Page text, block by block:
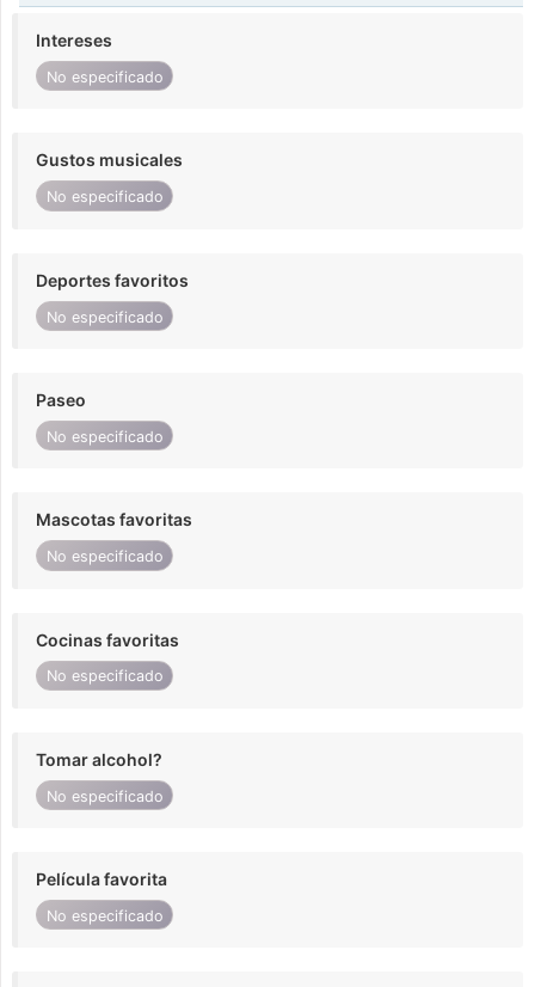
Intereses
No especificado
Gustos musicales
No especificado
Deportes favoritos
No especificado
Paseo
No especificado
Mascotas favoritas
No especificado
Cocinas favoritas
No especificado
Tomar alcohol?
No especificado
Película favorita
No especificado